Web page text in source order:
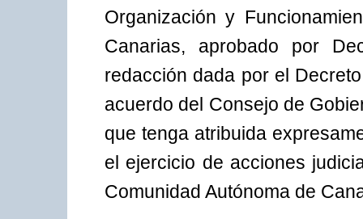
Organización y
Canarias, aprobado por
redacción dada por el
acuerdo del Consejo de
que tenga atribuida
el ejercicio de acciones
Comunidad Autónoma de